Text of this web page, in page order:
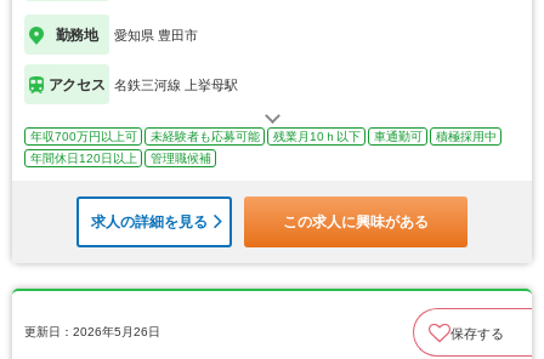
勤務地 愛知県 豊田市
アクセス 名鉄三河線 上挙母駅
年収700万円以上可 未経験者も応募可能 残業月10ｈ以下 車通勤可
積極採用中
年間休日120日以上
管理職候補
求人の詳細を見る この求人に興味がある
更新日：2026年5月26日 保存する